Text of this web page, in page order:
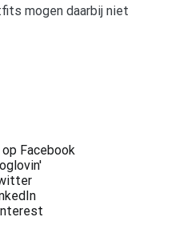
mogen daarbij niet